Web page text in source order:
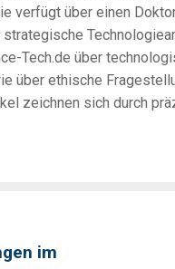
verfügt über einen
Tech.de über
über ethische
zeichnen sich durch
im